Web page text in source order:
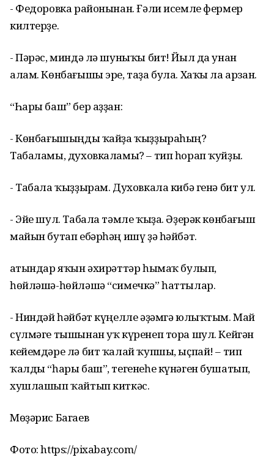
- Федоровка районынан. Ғәли исемле фермер
килтерҙе.
- Пәрәс, миндә лә шуныҡы бит! Йыл да унан
алам. Көнбағышы эре, таҙа була. Хаҡы ла арзан.
“Һары баш” бер аҙҙан:
- Көнбағышыңды ҡайҙа ҡыҙҙыраһың?
Табаламы, духовкаламы? – тип һорап ҡуйҙы.
- Табала ҡыҙҙырам. Духовкала кибә генә бит ул.
- Эйе шул. Табала тәмле ҡыҙа. Әҙерәк көнбағыш
майын бутап ебәрһәң ишү ҙә һәйбәт.
Ҡатындар яҡын әхирәттәр һымаҡ булып,
һөйләшә-һөйләшә “симечкә” һаттылар.
- Ниндәй һәйбәт күңелле әҙәмгә юлыҡтым. Май
сүлмәге тышынан уҡ күренеп тора шул. Кейгән
кейемдәре лә бит ҡалай ҡупшы, ыҫпай! – тип
ҡалды “һары баш”, тегенеһе күнәген бушатып,
хушлашып ҡайтып киткәс.
Мөҙәрис Багаев
Фото: https://pixabay.com/